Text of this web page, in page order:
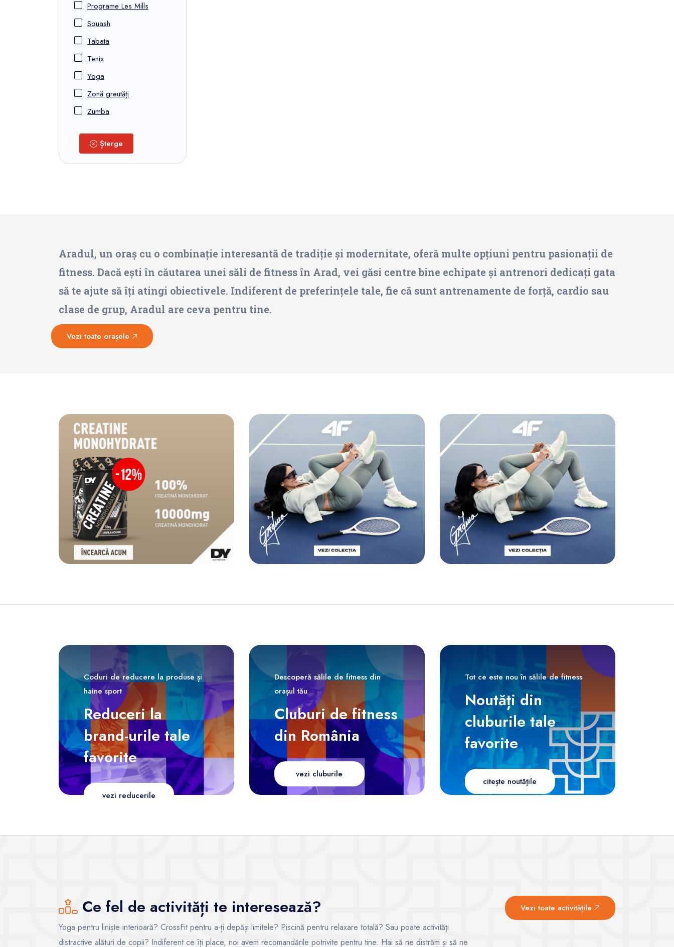
Programe Les Mills
Squash
Tabata
Tenis
Yoga
Zonă greutăți
Zumba
Șterge
Aradul, un oraș cu o combinație interesantă de tradiție și modernitate, oferă multe opțiuni pentru pasionații de
fitness. Dacă ești în căutarea unei săli de fitness în Arad, vei găsi centre bine echipate și antrenori dedicați gata
să te ajute să îți atingi obiectivele. Indiferent de preferințele tale, fie că sunt antrenamente de forță, cardio sau
clase de grup, Aradul are ceva pentru tine.
Vezi toate orașele
Coduri de reducere la produse și
haine sport
Reduceri la
brand-urile tale
favorite
vezi reducerile
Descoperă sălile de fitness din
orașul tău
Cluburi de fitness
din România
vezi cluburile
Tot ce este nou în sălile de fitness
Noutăți din
cluburile tale
favorite
citește noutățile
Ce fel de activități te interesează?
Yoga pentru liniște interioară? CrossFit pentru a-ți depăși limitele? Piscină pentru relaxare totală? Sau poate activități
distractive alături de copii? Indiferent ce îți place, noi avem recomandările potrivite pentru tine. Hai să ne distrăm și să ne
Vezi toate activitățile